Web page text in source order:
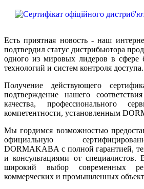
Есть приятная новость - наш
подтвердил статус дистрибьютора
одного из мировых лидеров в сфере
технологий и систем контроля доступа.
Получение действующего
подтверждение нашего
качества, профессионального
компетентности, установленным
Мы гордимся возможностью
официальную
DORMAKABA с полной гарантией,
и консультациями от специалистов.
широкий выбор современных
коммерческих и промышленных